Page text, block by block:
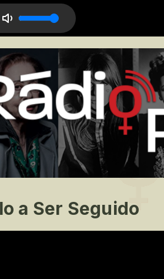
a Ser Seguido